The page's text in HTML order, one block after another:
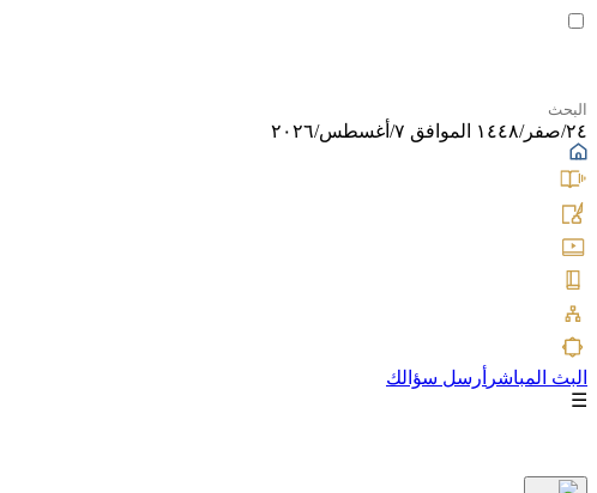
٢٤/صفر/١٤٤٨ الموافق ٧/أغسطس/٢٠٢٦
البث المباشر أرسل سؤالك
☰